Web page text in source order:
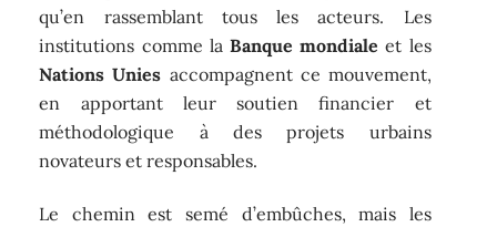
qu’en rassemblant tous les acteurs. Les
institutions comme la Banque mondiale et les
Nations Unies accompagnent ce mouvement,
en apportant leur soutien financier et
méthodologique à des projets urbains
novateurs et responsables.
Le chemin est semé d’embûches, mais les